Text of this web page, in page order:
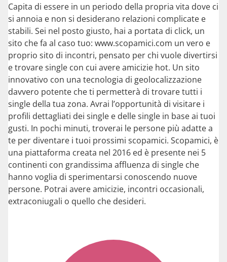
Capita di essere in un periodo della propria vita dove ci
si annoia e non si desiderano relazioni complicate e
stabili. Sei nel posto giusto, hai a portata di click, un
sito che fa al caso tuo: www.scopamici.com un vero e
proprio sito di incontri, pensato per chi vuole divertirsi
e trovare single con cui avere amicizie hot. Un sito
innovativo con una tecnologia di geolocalizzazione
davvero potente che ti permetterà di trovare tutti i
single della tua zona. Avrai l’opportunità di visitare i
profili dettagliati dei single e delle single in base ai tuoi
gusti. In pochi minuti, troverai le persone più adatte a
te per diventare i tuoi prossimi scopamici. Scopamici, è
una piattaforma creata nel 2016 ed è presente nei 5
continenti con grandissima affluenza di single che
hanno voglia di sperimentarsi conoscendo nuove
persone. Potrai avere amicizie, incontri occasionali,
extraconiugali o quello che desideri.